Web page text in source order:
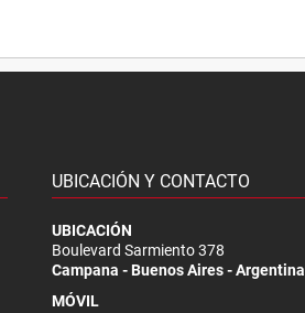
UBICACIÓN Y CONTACTO
UBICACIÓN
Boulevard Sarmiento 378
Campana - Buenos Aires - Argentina
MÓVIL